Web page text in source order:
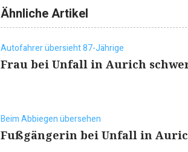
Ähnliche Artikel
Autofahrer übersieht 87-Jährige
Frau bei Unfall in Aurich
Beim Abbiegen übersehen
Fußgängerin bei Unfall in